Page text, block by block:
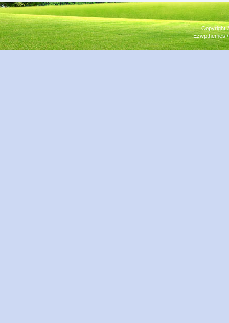
Copyright
Ezwpthemes